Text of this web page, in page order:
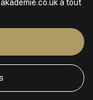
a tout